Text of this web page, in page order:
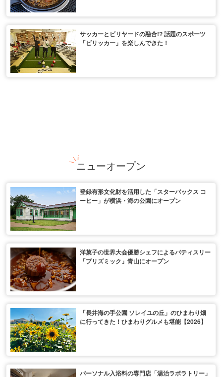
サッカーとビリヤードの融合!? 話題のスポーツ
「ビリッカー」を楽しんできた！
ニューオープン
登録有形文化財を活用した「スターバックス コ
ーヒー」が横浜・海の公園にオープン
洋菓子の世界大会優勝シェフによるパティスリー
「プリズミック」青山にオープン
「長井海の手公園 ソレイユの丘」のひまわり畑
に行ってきた！ひまわりグルメも堪能【2026】
パーソナル入浴料の専門店「湯治ラボラトリー」